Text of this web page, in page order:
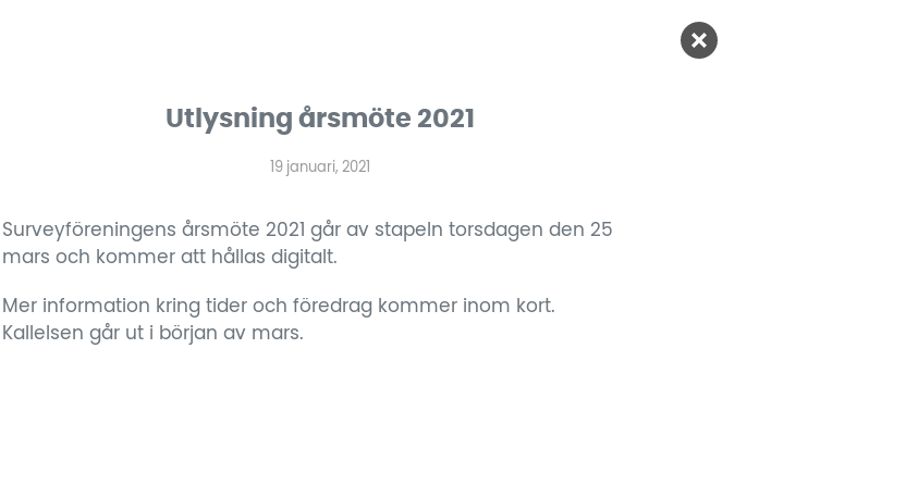
Utlysning årsmöte 2021
19 januari, 2021
Surveyföreningens årsmöte 2021 går av stapeln torsdagen den 25
mars och kommer att hållas digitalt.
Mer information kring tider och föredrag kommer inom kort.
Kallelsen går ut i början av mars.